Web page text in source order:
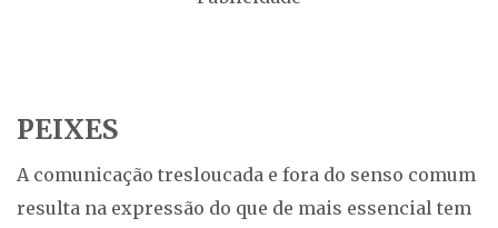
PEIXES
A comunicação tresloucada e fora do senso comum
resulta na expressão do que de mais essencial tem